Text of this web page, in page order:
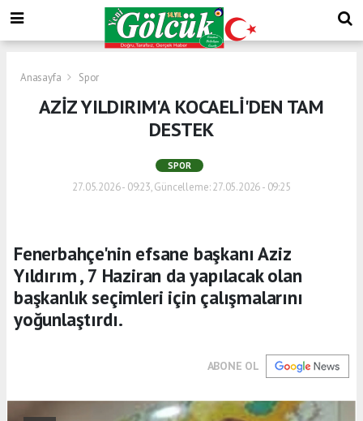
Anasayfa Spor
AZİZ YILDIRIM'A KOCAELİ'DEN TAM
DESTEK
SPOR
27.05.2026 - 09:23, Güncelleme: 27.05.2026 - 09:25
Fenerbahçe'nin efsane başkanı Aziz
Yıldırım , 7 Haziran da yapılacak olan
başkanlık seçimleri için çalışmalarını
yoğunlaştırdı.
ABONE OL